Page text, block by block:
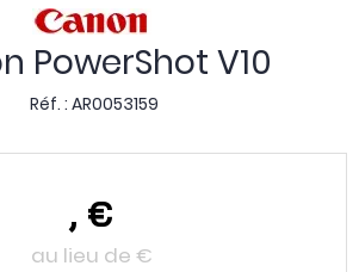
PowerShot V10
Réf. : AR0053159
, €
au lieu de €